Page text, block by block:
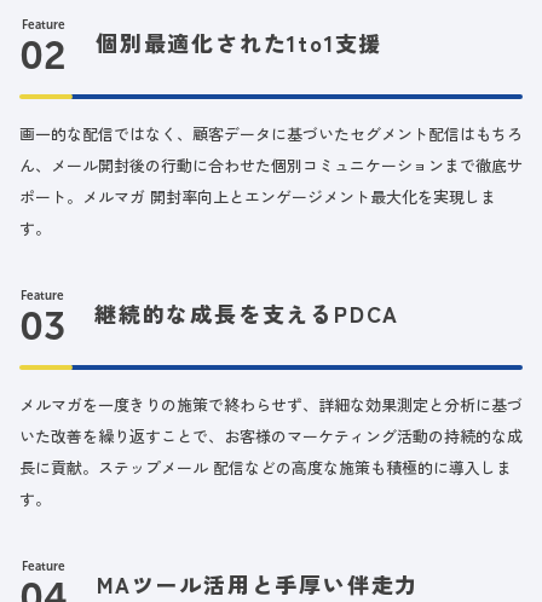
Feature
個別最適化された1to1支援
画一的な配信ではなく、顧客データに基づいたセグメント配信はもちろ
ん、メール開封後の行動に合わせた個別コミュニケーションまで徹底サ
ポート。メルマガ 開封率向上とエンゲージメント最大化を実現しま
す。
Feature
継続的な成長を支えるPDCA
メルマガを一度きりの施策で終わらせず、詳細な効果測定と分析に基づ
いた改善を繰り返すことで、お客様のマーケティング活動の持続的な成
長に貢献。ステップメール 配信などの高度な施策も積極的に導入しま
す。
Feature
MAツール活用と手厚い伴走力